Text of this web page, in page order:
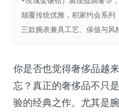
颠覆传统优雅，积家约会系列
三款腕表兼具工艺、保值与风
你是否也觉得奢侈品越
忘？真正的奢侈品不只
验的经典之作。尤其是